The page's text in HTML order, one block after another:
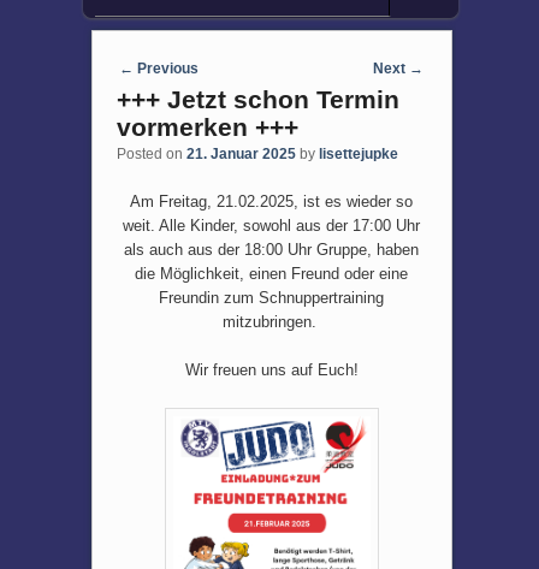
Post navigation
← Previous Next →
+++ Jetzt schon Termin
vormerken +++
Posted on 21. Januar 2025 by lisettejupke
Am Freitag, 21.02.2025, ist es wieder so
weit. Alle Kinder, sowohl aus der 17:00 Uhr
als auch aus der 18:00 Uhr Gruppe, haben
die Möglichkeit, einen Freund oder eine
Freundin zum Schnuppertraining
mitzubringen.
Wir freuen uns auf Euch!